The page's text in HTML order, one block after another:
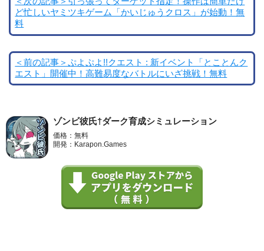
ど忙しいヤミツキゲーム「かいじゅうクロス」が始動！無
料
＜前の記事＞ぷよぷよ!!クエスト : 新イベント「とことんク
エスト」開催中！高難易度なバトルにいざ挑戦！無料
ゾンビ彼氏†ダーク育成シミュレーション
価格：無料
開発：Karapon.Games